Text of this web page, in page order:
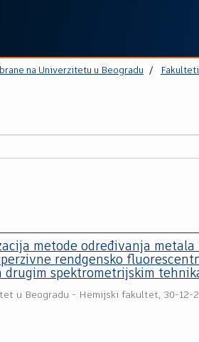
na Univerzitetu u Beogradu
metode određivanja
rendgensko
drugim spektrometrijskim
u Beogradu - Hemijski fakultet, 30-12-